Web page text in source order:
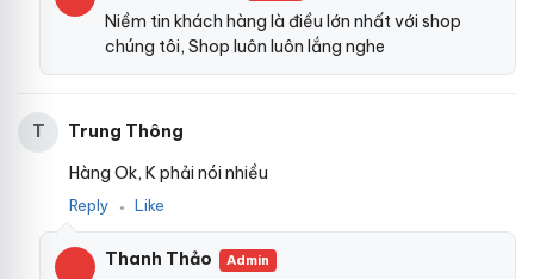
Niềm tin khách hàng là điều lớn nhất với shop
chúng tôi, Shop luôn luôn lắng nghe
T
Trung Thông
Hàng Ok, K phải nói nhiều
Reply ● Like
Thanh Thảo Admin